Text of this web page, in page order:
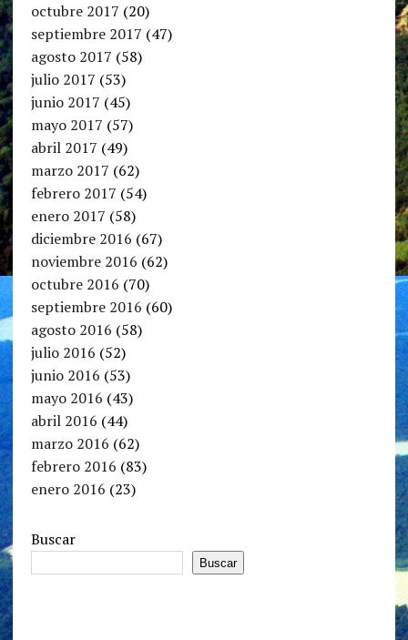
octubre 2017 (20)
septiembre 2017 (47)
agosto 2017 (58)
julio 2017 (53)
junio 2017 (45)
mayo 2017 (57)
abril 2017 (49)
marzo 2017 (62)
febrero 2017 (54)
enero 2017 (58)
diciembre 2016 (67)
noviembre 2016 (62)
octubre 2016 (70)
septiembre 2016 (60)
agosto 2016 (58)
julio 2016 (52)
junio 2016 (53)
mayo 2016 (43)
abril 2016 (44)
marzo 2016 (62)
febrero 2016 (83)
enero 2016 (23)
Buscar
Buscar